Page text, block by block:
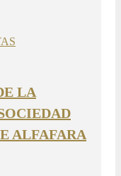
LA
ALFAFARA